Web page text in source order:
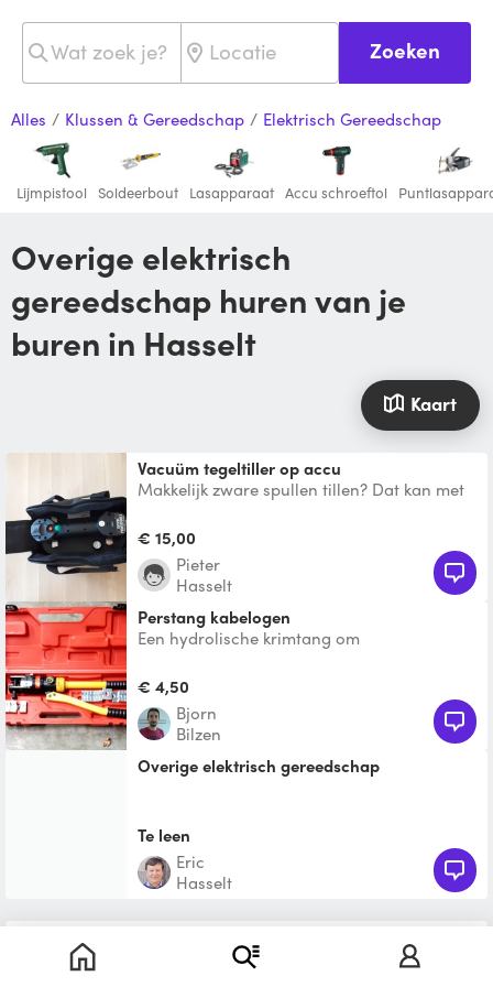
Zoeken
Alles / Klussen & Gereedschap / Elektrisch Gereedschap
Lijmpistool Soldeerbout Lasapparaat Accu schroeftol
Overige elektrisch
gereedschap huren van je
buren in Hasselt
Kaart
Vacuüm tegeltiller op accu
Makkelijk zware spullen tillen? Dat kan met
Vacuümzuiger. D
€ 15,00
Pieter
Hasselt
Perstang kabelogen
Een hydrolische krimtang om
voorzien. Alle maten beschikb
€ 4,50
Bjorn
Bilzen
Overige elektrisch gereedschap
Te leen
Eric
Hasselt
Niet helemaal gevonden wat je zoekt?